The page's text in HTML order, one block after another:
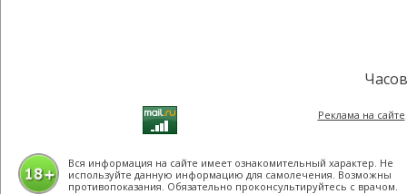
Реклама на сайте
Вся информация на сайте имеет ознакомительный характер. Не
используйте данную информацию для самолечения. Возможны
противопоказания. Обязательно проконсультируйтесь с врачом.